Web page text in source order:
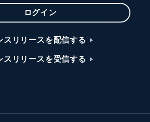
ログイン
スリリースを配信する
スリリースを受信する